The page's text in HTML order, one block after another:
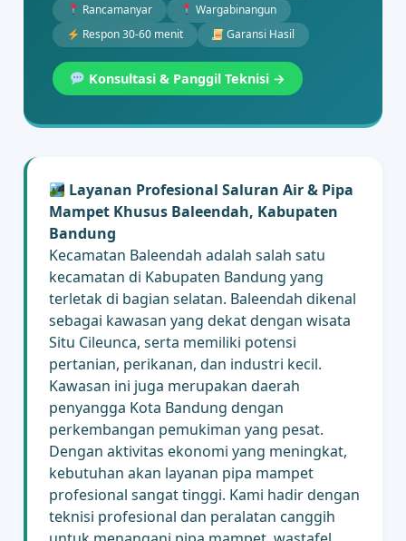
Rancamanyar
Wargabinangun
Respon 30-60 menit
Garansi Hasil
Konsultasi & Panggil Teknisi →
Layanan Profesional Saluran Air & Pipa
Mampet Khusus Baleendah, Kabupaten
Bandung
Kecamatan Baleendah adalah salah satu
kecamatan di Kabupaten Bandung yang
terletak di bagian selatan. Baleendah dikenal
sebagai kawasan yang dekat dengan wisata
Situ Cileunca, serta memiliki potensi
pertanian, perikanan, dan industri kecil.
Kawasan ini juga merupakan daerah
penyangga Kota Bandung dengan
perkembangan pemukiman yang pesat.
Dengan aktivitas ekonomi yang meningkat,
kebutuhan akan layanan pipa mampet
profesional sangat tinggi. Kami hadir dengan
teknisi profesional dan peralatan canggih